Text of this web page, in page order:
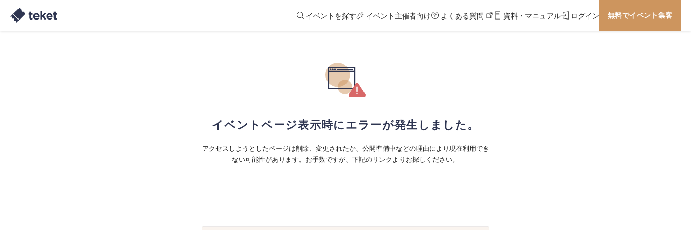
イベントを探す イベント主催者向け よくある質問 資料・マニュアル ログイン 無料でイベント集客
イベントページ表示時にエラーが発生しました。
アクセスしようとしたページは削除、変更されたか、公開準備中などの理由により現在利用でき
ない可能性があります。お手数ですが、下記のリンクよりお探しください。